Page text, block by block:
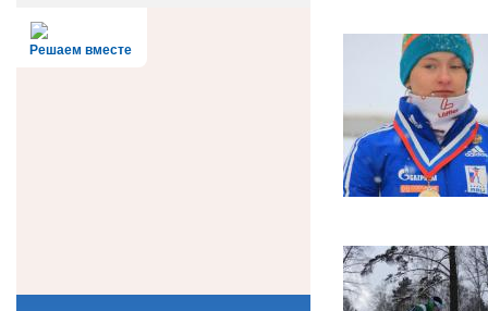
Решаем вместе